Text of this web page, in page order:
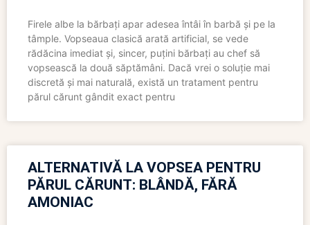
Firele albe la bărbați apar adesea întâi în barbă și pe la
tâmple. Vopseaua clasică arată artificial, se vede
rădăcina imediat și, sincer, puțini bărbați au chef să
vopsească la două săptămâni. Dacă vrei o soluție mai
discretă și mai naturală, există un tratament pentru
părul cărunt gândit exact pentru
ALTERNATIVĂ LA VOPSEA PENTRU
PĂRUL CĂRUNT: BLÂNDĂ, FĂRĂ
AMONIAC